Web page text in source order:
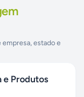
estado e
e Produtos